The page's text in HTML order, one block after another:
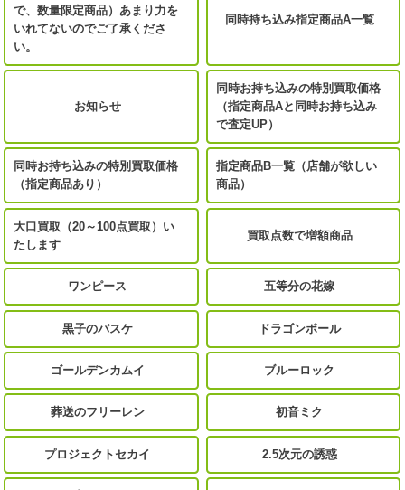
で、数量限定商品）あまり力を
いれてないのでご了承くださ
い。
同時持ち込み指定商品A一覧
お知らせ
同時お持ち込みの特別買取価格
（指定商品Aと同時お持ち込み
で査定UP）
同時お持ち込みの特別買取価格
（指定商品あり）
指定商品B一覧（店舗が欲しい
商品）
大口買取（20～100点買取）い
たします
買取点数で増額商品
ワンピース 五等分の花嫁
黒子のバスケ ドラゴンボール
ゴールデンカムイ ブルーロック
葬送のフリーレン 初音ミク
プロジェクトセカイ 2.5次元の誘惑